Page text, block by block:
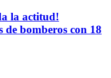
la actitud!
de bomberos con 18